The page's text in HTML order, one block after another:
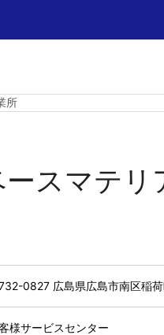
所
ースマテ
0827 広島県広島市南区稲
様サービスセンター